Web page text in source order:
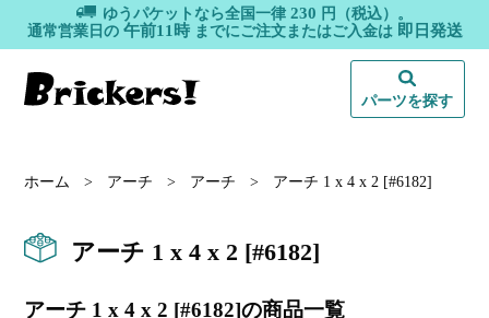
ゆうパケットなら全国一律 230 円（税込）。
通常営業日の 午前11時 までにご注文またはご入金は 即日発送
パーツを探す
ホーム アーチ > アーチ > アーチ 1 x 4 x 2 [#6182]
アーチ 1 x 4 x 2 [#6182]
アーチ 1 x 4 x 2 [#6182]の商品一覧